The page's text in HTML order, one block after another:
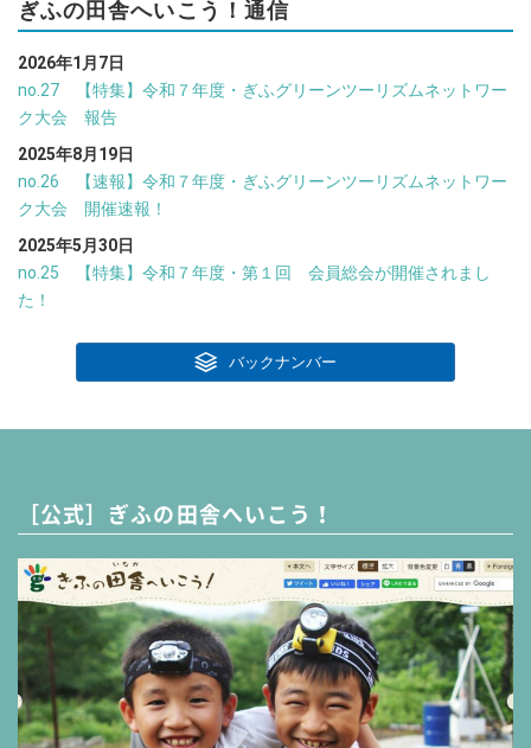
ぎふの田舎へいこう！通信
2026年1月7日
no.27 【特集】令和７年度・ぎふグリーンツーリズムネットワー
ク大会 報告
2025年8月19日
no.26 【速報】令和７年度・ぎふグリーンツーリズムネットワー
ク大会 開催速報！
2025年5月30日
no.25 【特集】令和７年度・第１回 会員総会が開催されまし
た！
バックナンバー
［公式］ぎふの田舎へいこう！